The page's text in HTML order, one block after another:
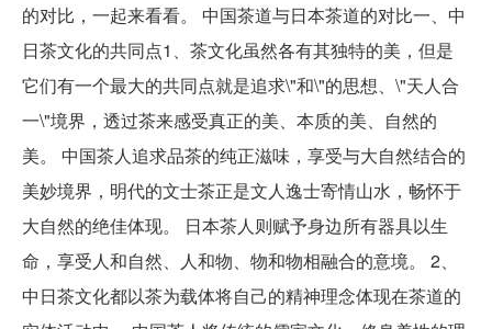
的对比，一起来看看。 中国茶道与日本茶道的对比一、中
日茶文化的共同点1、茶文化虽然各有其独特的美，但是
它们有一个最大的共同点就是追求\"和\"的思想、\"天人合
一\"境界，透过茶来感受真正的美、本质的美、自然的
美。 中国茶人追求品茶的纯正滋味，享受与大自然结合的
美妙境界，明代的文士茶正是文人逸士寄情山水，畅怀于
大自然的绝佳体现。 日本茶人则赋予身边所有器具以生
命，享受人和自然、人和物、物和物相融合的意境。 2、
中日茶文化都以茶为载体将自己的精神理念体现在茶道的